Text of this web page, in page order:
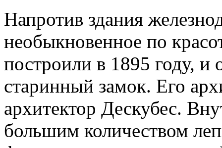
Напротив здания
необыкновенное по
построили в 1895 году, и
старинный замок. Его
архитектор Дескубес.
большим количеством